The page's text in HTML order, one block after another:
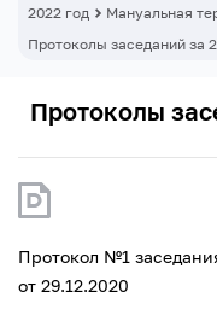
2022 год
Мануальная
Протоколы заседаний за
Протоколы
Протокол №1
от 29.12.2020